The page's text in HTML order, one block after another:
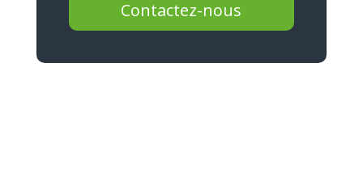
Contactez-nous